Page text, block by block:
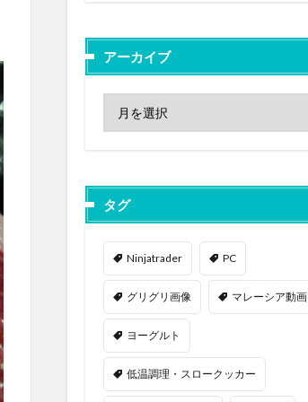
アーカイブ
タグ
Ninjatrader PC
グリグリ画像 マレーシア動画
ヨーグルト
低温調理・スロークッカー